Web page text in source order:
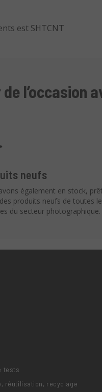
est SHTCNT
l’occasion
neufs
également en stock,
produits neufs de toutes
du secteur photographique.
tests
réutilisation, recyclage